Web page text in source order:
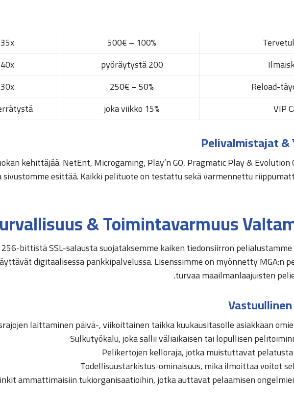
100% – 500€
35x
200 pyöräytystä
40x
Reload-
50% – 250€
30x
VIP
15% joka viikko
Pelivalmistajat
kehittäjää. NetEnt, Microgaming, Play’n GO, Pragmatic Play &
esittää. Kaikki pelituote on testattu sekä varmennettu
& Toimintavarmuus
bittistä SSL-salausta suojataksemme kaiken tiedonsiirron
digitaalisessa pankkipalvelussa. Lisenssimme on myönnetty MGA:n
turvaa maailmanlaajuisten
laittaminen päivä-, viikoittainen taikka kuukausitasolle asiakkaan
Sulkutyökalu, joka sallii väliaikaisen tai lopullisen
Pelikertojen kelloraja, jotka muistuttavat
Todellisuustarkistus-ominaisuus, mikä ilmoittaa voitot
ammattimaisiin tukiorganisaatioihin, jotka auttavat pelaamisen